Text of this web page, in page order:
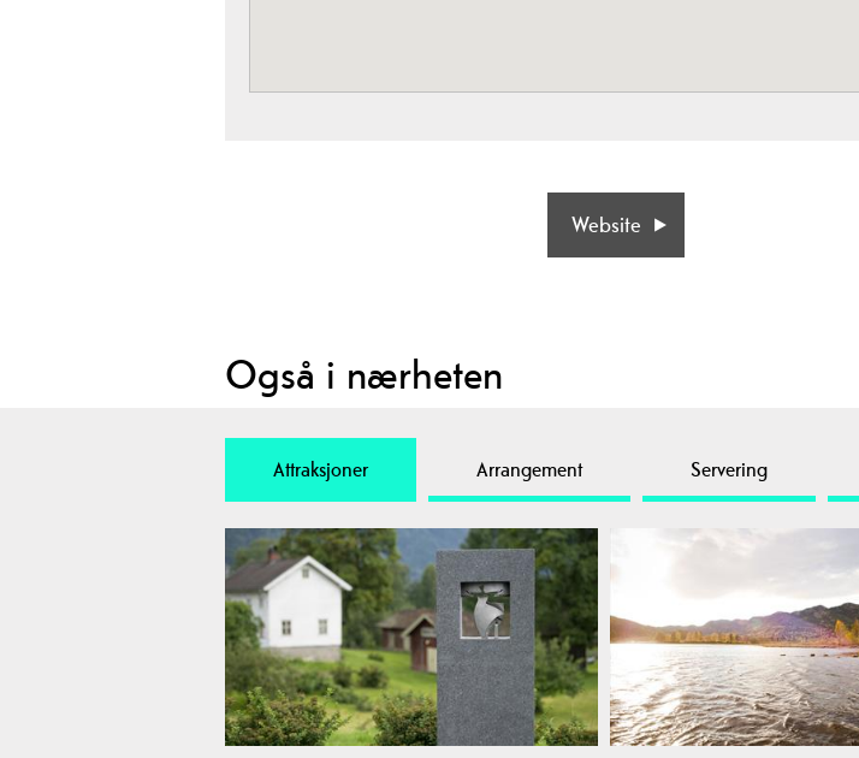
Website
Også i nærheten
Attraksjoner Arrangement Servering